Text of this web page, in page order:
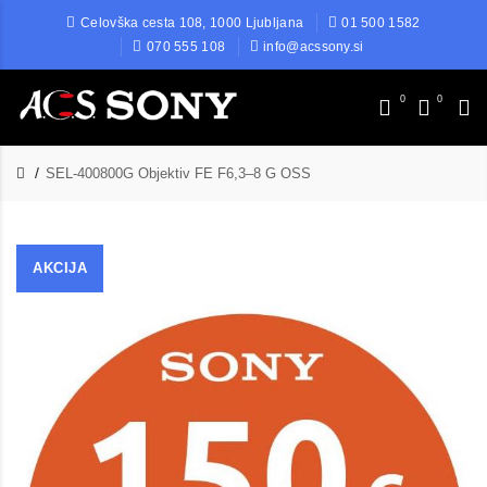
Celovška cesta 108, 1000 Ljubljana
01 500 1582
070 555 108
info@acssony.si
0 0
SEL-400800G Objektiv FE F6,3–8 G OSS
AKCIJA